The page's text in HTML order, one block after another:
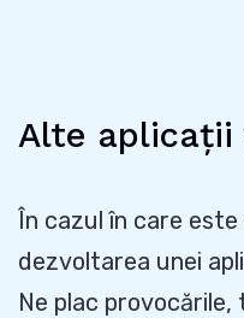
Alte aplicații
În cazul în care
dezvoltarea unei
Ne plac provocările,